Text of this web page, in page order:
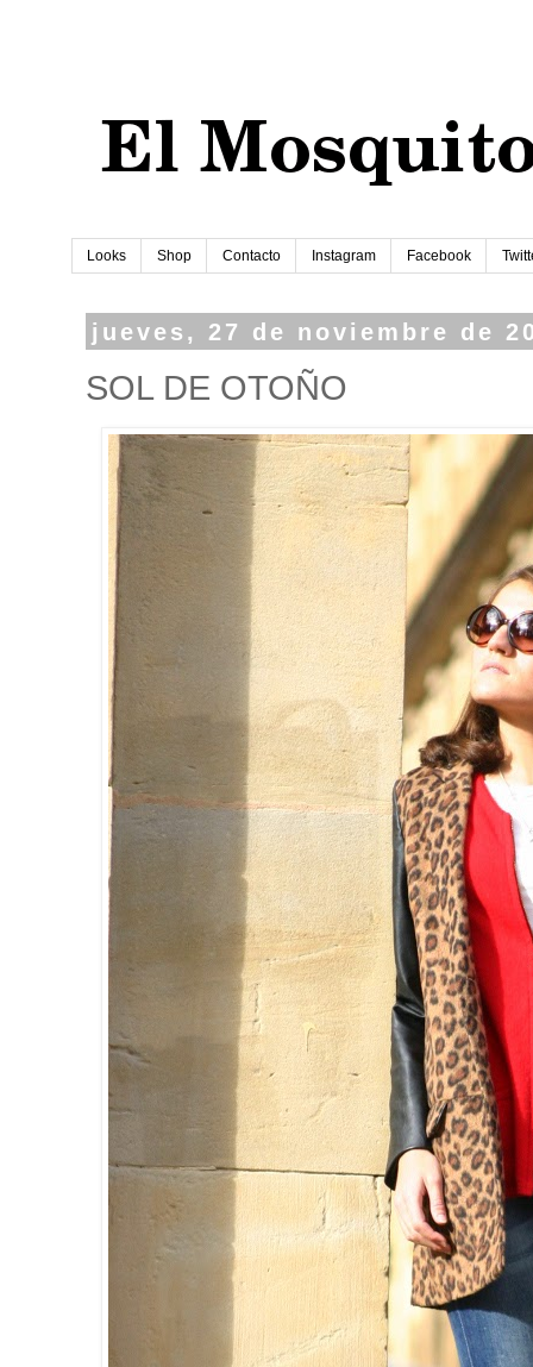
Looks Shop Contacto Instagram Facebook
jueves, 27 de noviembre de
SOL DE OTOÑO